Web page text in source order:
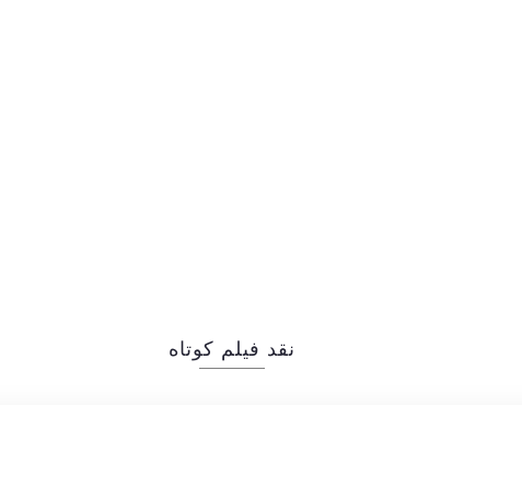
نقد فیلم کوتاه